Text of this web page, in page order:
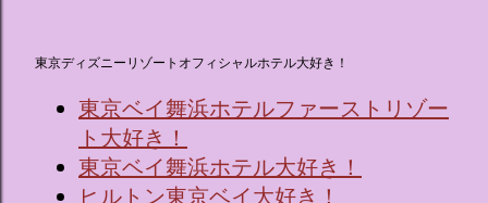
東京ディズニーリゾートオフィシャルホテル大好き！
東京ベイ舞浜ホテルファーストリゾー
ト大好き！
東京ベイ舞浜ホテル大好き！
ヒルトン東京ベイ大好き！